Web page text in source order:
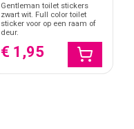
Gentleman toilet stickers
zwart wit. Full color toilet
sticker voor op een raam of
deur.
€ 1,95